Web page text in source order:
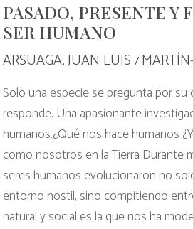
PASADO, PRESENTE Y
SER HUMANO
ARSUAGA, JUAN LUIS /
Solo una especie se pregunta por su
responde. Una apasionante
humanos.¿Qué nos hace humanos
como nosotros en la Tierra Durante
seres humanos evolucionaron no
entorno hostil, sino compitiendo
natural y social es la que nos ha